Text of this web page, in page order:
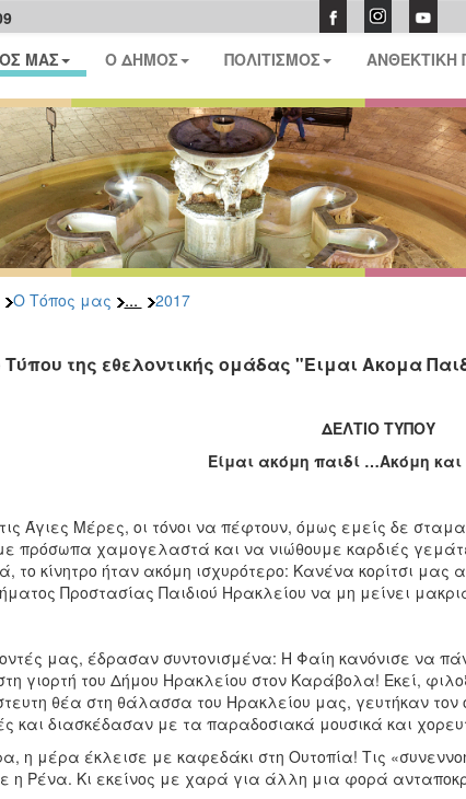
ΜΑΣ Ο ΔΗΜΟΣ ΠΟΛΙΤΙΣΜΟΣ ΑΝΘΕΚΤΙΚΗ
Ο Τόπος μας ... 2017
Τύπου της εθελοντικής ομάδας "Ειμαι Ακομα
ΔΕΛΤΙΟ ΤΥΠΟΥ
Είμαι ακόμη παιδί …Ακόμη
Άγιες Μέρες, οι τόνοι να πέφτουν, όμως εμείς δε
πρόσωπα χαμογελαστά και να νιώθουμε καρδιές
το κίνητρο ήταν ακόμη ισχυρότερο: Κανένα κορίτσι μας
Προστασίας Παιδιού Ηρακλείου να μη μείνει
μας, έδρασαν συντονισμένα: Η Φαίη κανόνισε να
γιορτή του Δήμου Ηρακλείου στον Καράβολα! Εκεί,
θέα στη θάλασσα του Ηρακλείου μας, γευτήκαν
και διασκέδασαν με τα παραδοσιακά μουσικά και
η μέρα έκλεισε με καφεδάκι στη Ουτοπία! Τις
η Ρένα. Κι εκείνος με χαρά για άλλη μια φορά